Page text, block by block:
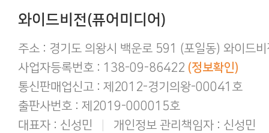
간편하게 결제하기!
구매 후 후기작성 방법!
와이드비전(퓨어미디어)
주소 : 경기도 의왕시 백운로 591 (포일동) 와이드비
사업자등록번호 : 138-09-86422 (정보확인)
통신판매업신고 : 제2012-경기의왕-00041호
출판사번호 : 제2019-000015호
대표자 : 신성민
개인정보 관리책임자 : 신성민